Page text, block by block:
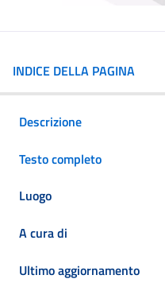
INDICE DELLA PAGINA
Descrizione
Testo completo
Luogo
A cura di
Ultimo aggiornamento